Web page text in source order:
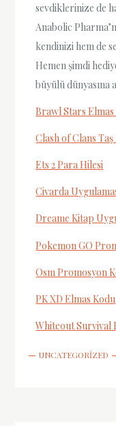
sevdiklerinize de
Anabolic
kendinizi hem de
Hemen şimdi
büyülü dünyasına
Brawl Stars Elmas
Clash of Clans
Ets 2 Para Hilesi
Civarda
Dreame Kitap
Pokemon GO
Osm Promosyon
PK XD Elmas Kodu
Whiteout Survival
UNCATEGORIZED